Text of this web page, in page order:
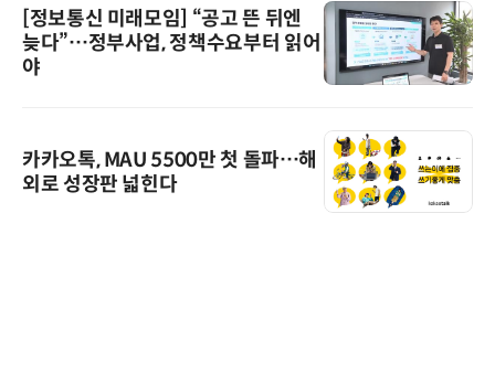
[정보통신 미래모임] “공고 뜬 뒤엔
늦다”…정부사업, 정책수요부터 읽어
야
카카오톡, MAU 5500만 첫 돌파…해
외로 성장판 넓힌다